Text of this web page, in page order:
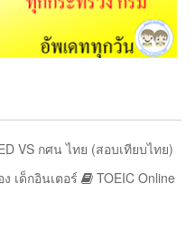
VS กศน ไทย (สอบเทียบไทย)
เด็กอินเตอร์
TOEIC Online